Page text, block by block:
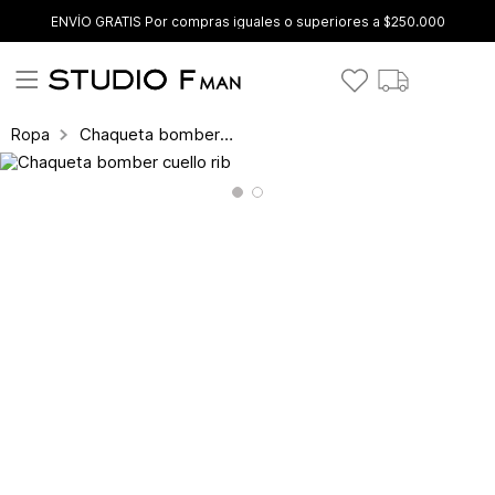
ENVÍO GRATIS Por compras iguales o superiores a $250.000
Ropa Chaqueta bomber cuello rib